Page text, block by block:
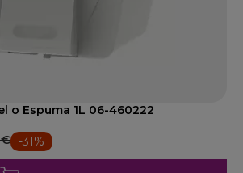
o Espuma 1L 06-460222
-31%